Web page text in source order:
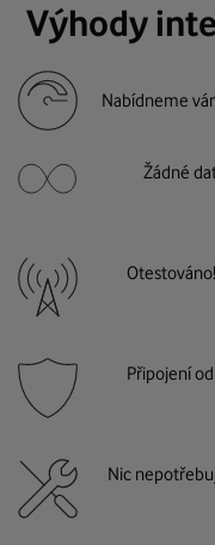
Výhody
Nabídneme
Žádné
Připojení
Nic